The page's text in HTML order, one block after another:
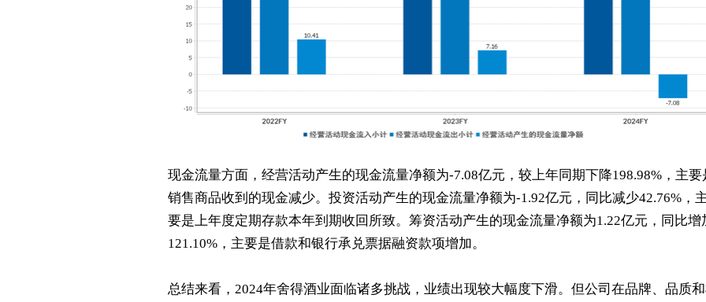
现金流量方面，经营活动产生的现金流量净额为-7.08亿元，较上年同期下降198.98%，主要
销售商品收到的现金减少。投资活动产生的现金流量净额为-1.92亿元，同比减少42.76%，
要是上年度定期存款本年到期收回所致。筹资活动产生的现金流量净额为1.22亿元，同比增
121.10%，主要是借款和银行承兑票据融资款项增加。
总结来看，2024年舍得酒业面临诸多挑战，业绩出现较大幅度下滑。但公司在品牌、品质